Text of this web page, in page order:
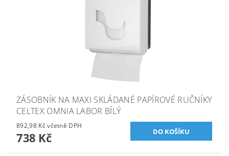
ZÁSOBNÍK NA MAXI SKLÁDANÉ PAPÍROVÉ RUČNÍKY
CELTEX OMNIA LABOR BÍLÝ
892,98 Kč včetně DPH
738 Kč